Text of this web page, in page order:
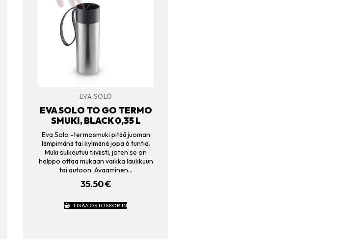
EVA SOLO
EVA SOLO TO GO TERMO
SMUKI, BLACK 0,35 L
Eva Solo -termosmuki pitää juoman
lämpimänä tai kylmänä jopa 6 tuntia.
Muki sulkeutuu tiiviisti, joten se on
helppo ottaa mukaan vaikka laukkuun
tai autoon. Avaaminen…
35.50€
LISÄÄ OSTOSKORIIN